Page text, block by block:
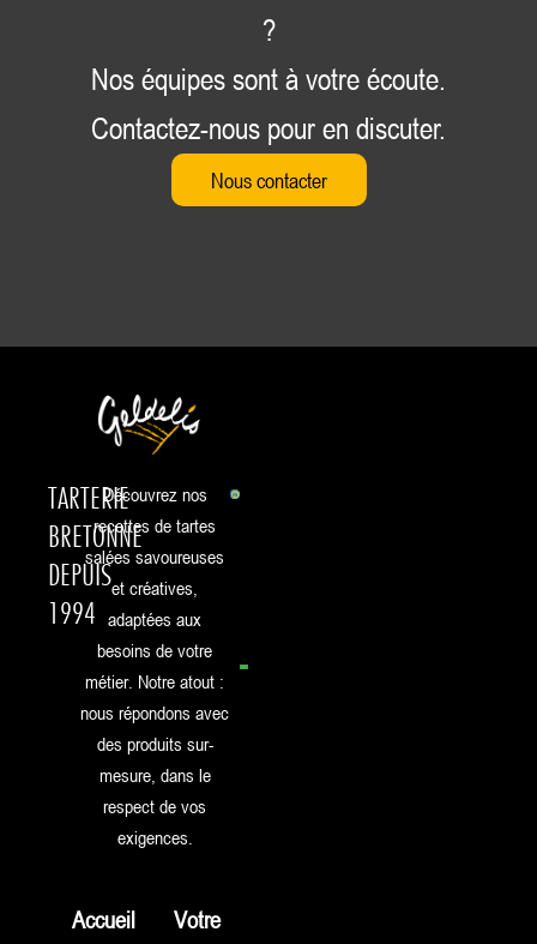
?
Nos équipes sont à votre écoute.
Contactez-nous pour en discuter.
Nous contacter
TARTERIE
BRETONNE
DEPUIS
1994
Découvrez nos
recettes de tartes
salées savoureuses
et créatives,
adaptées aux
besoins de votre
métier. Notre atout :
nous répondons avec
des produits sur-
mesure, dans le
respect de vos
exigences.
Accueil
Votre